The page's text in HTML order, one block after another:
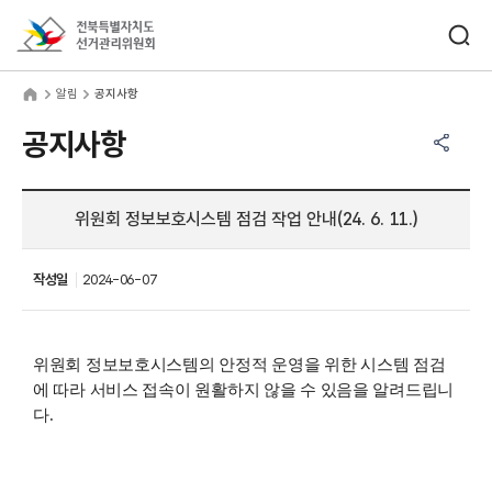
알림 공지사항
공지사항
위원회 정보보호시스템 점검 작업 안내(24. 6. 11.)
작성일 2024-06-07
위원회 정보보호시스템의 안정적 운영을 위한 시스템 점검
에 따라 서비스 접속이 원활하지 않을 수 있음을 알려드립니
다.